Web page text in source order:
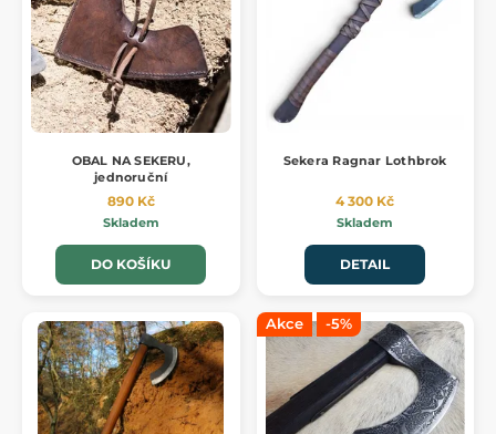
OBAL NA SEKERU,
jednoruční
890 Kč
Skladem
DO KOŠÍKU
Sekera Ragnar Lothbrok
4 300 Kč
Skladem
DETAIL
Akce -5%